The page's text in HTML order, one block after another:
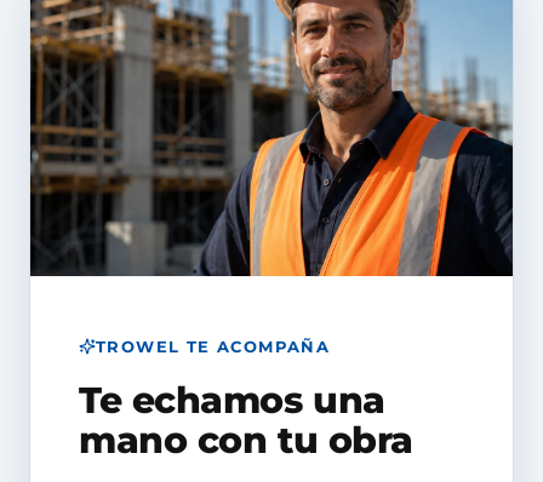
TROWEL TE ACOMPAÑA
Te echamos una
mano con tu obra